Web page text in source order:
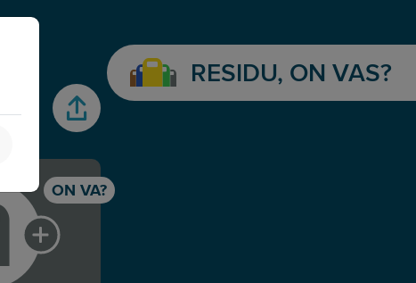
gasstaions icon
RESIDU, ON VAS?
ON VA?